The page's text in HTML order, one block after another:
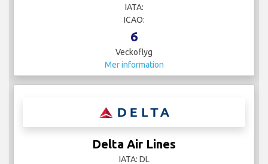
IATA:
ICAO:
6
Veckoflyg
Mer information
Delta Air Lines
IATA: DL